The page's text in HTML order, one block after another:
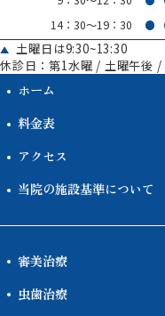
14：30～19：30
土曜日は9:30~13:30
休診日：第1水曜 / 土曜午後 /
ホーム
料金表
アクセス
当院の施設基準について
審美治療
虫歯治療